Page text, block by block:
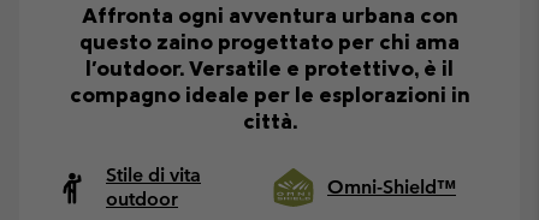
Affronta ogni avventura urbana con
questo zaino progettato per chi ama
l'outdoor. Versatile e protettivo, è il
compagno ideale per le esplorazioni in
città.
Stile di vita
outdoor
Omni-Shield™